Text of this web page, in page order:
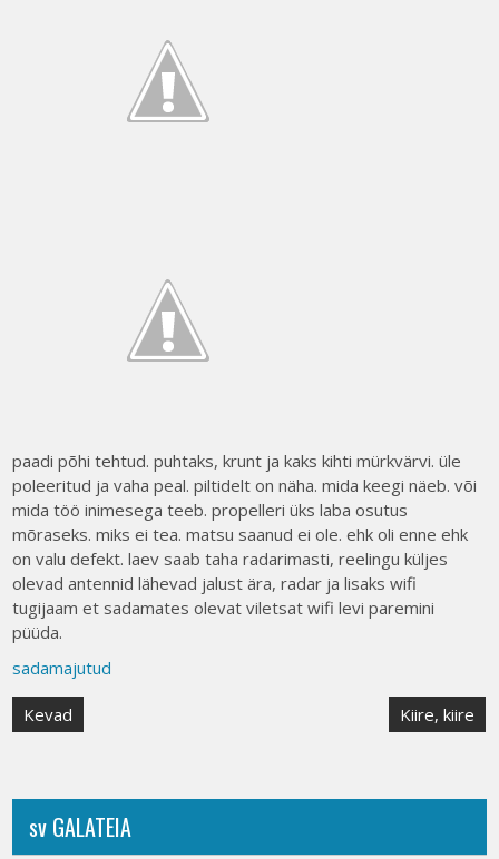
paadi põhi tehtud. puhtaks, krunt ja kaks kihti mürkvärvi. üle
poleeritud ja vaha peal. piltidelt on näha. mida keegi näeb. või
mida töö inimesega teeb. propelleri üks laba osutus
mõraseks. miks ei tea. matsu saanud ei ole. ehk oli enne ehk
on valu defekt. laev saab taha radarimasti, reelingu küljes
olevad antennid lähevad jalust ära, radar ja lisaks wifi
tugijaam et sadamates olevat viletsat wifi levi paremini
püüda.
sadamajutud
Post
Kevad Kiire, kiire
sv GALATEIA